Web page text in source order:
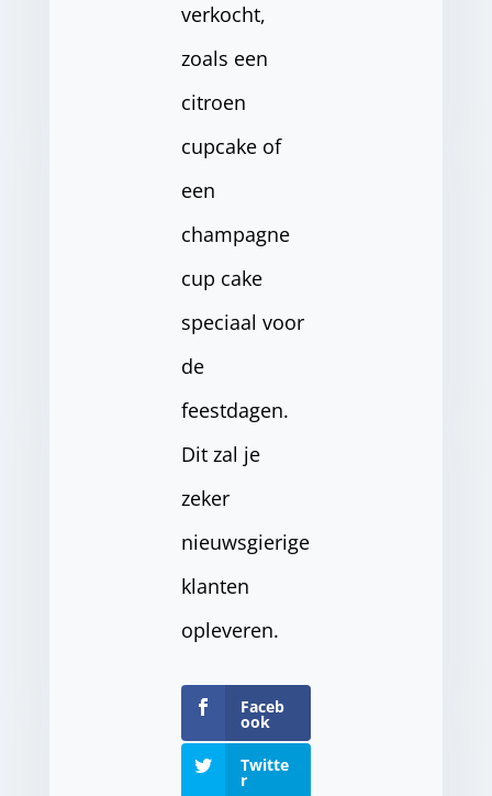
verkocht,
zoals een
citroen
cupcake of
een
champagne
cup cake
speciaal voor
de
feestdagen.
Dit zal je
zeker
nieuwsgierige
klanten
opleveren.
Faceb
ook
Twitte
r